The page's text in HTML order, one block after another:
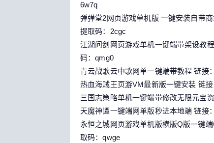
6w7q
弹弹堂2网页游戏单机版 一键安装自带
提取码：2cgc
江湖问剑网页游戏单机一键端带架设教
码：qmg0
青云战歌云中歌网单一键端带教程 链接
热血海贼王页游VM最新版一键安装 链
三国志策略单机一键端带修改无限元宝
天魔神谭一键端网单版秒进本地端 链接
永恒之城网页游戏单机版横版Q版一键
取码：qwge